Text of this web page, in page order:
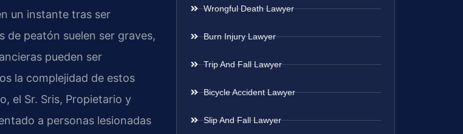
un instante tras ser
de peatón suelen ser graves,
pueden ser
la complejidad de estos
el Sr. Sris, Propietario y
a personas lesionadas
Wrongful Death Lawyer
Burn Injury Lawyer
Trip And Fall Lawyer
Bicycle Accident Lawyer
Slip And Fall Lawyer